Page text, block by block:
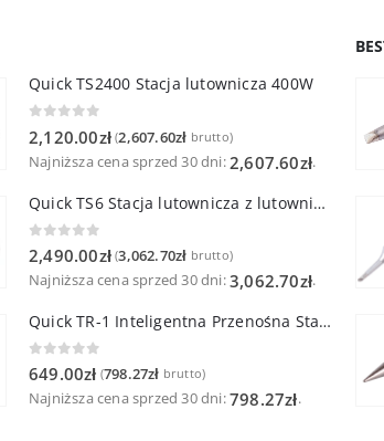
Quick TS2400 Stacja lutownicza 400W
2,120.00zł (2,607.60zł brutto)
Najniższa cena sprzed 30 dni:2,607.60zł.
Quick TS6 Stacja lutownicza z lutownicą pincetową 60W
2,490.00zł (3,062.70zł brutto)
Najniższa cena sprzed 30 dni:3,062.70zł.
Quick TR-1 Inteligentna Przenośna Stacja Hot-Air
0 out of 5
649.00zł (798.27zł brutto)
Najniższa cena sprzed 30 dni:798.27zł.